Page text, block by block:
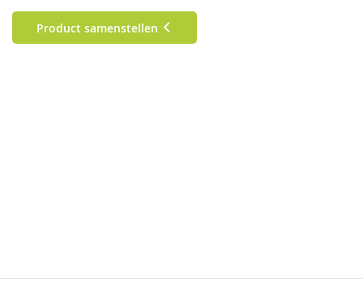
Product samenstellen